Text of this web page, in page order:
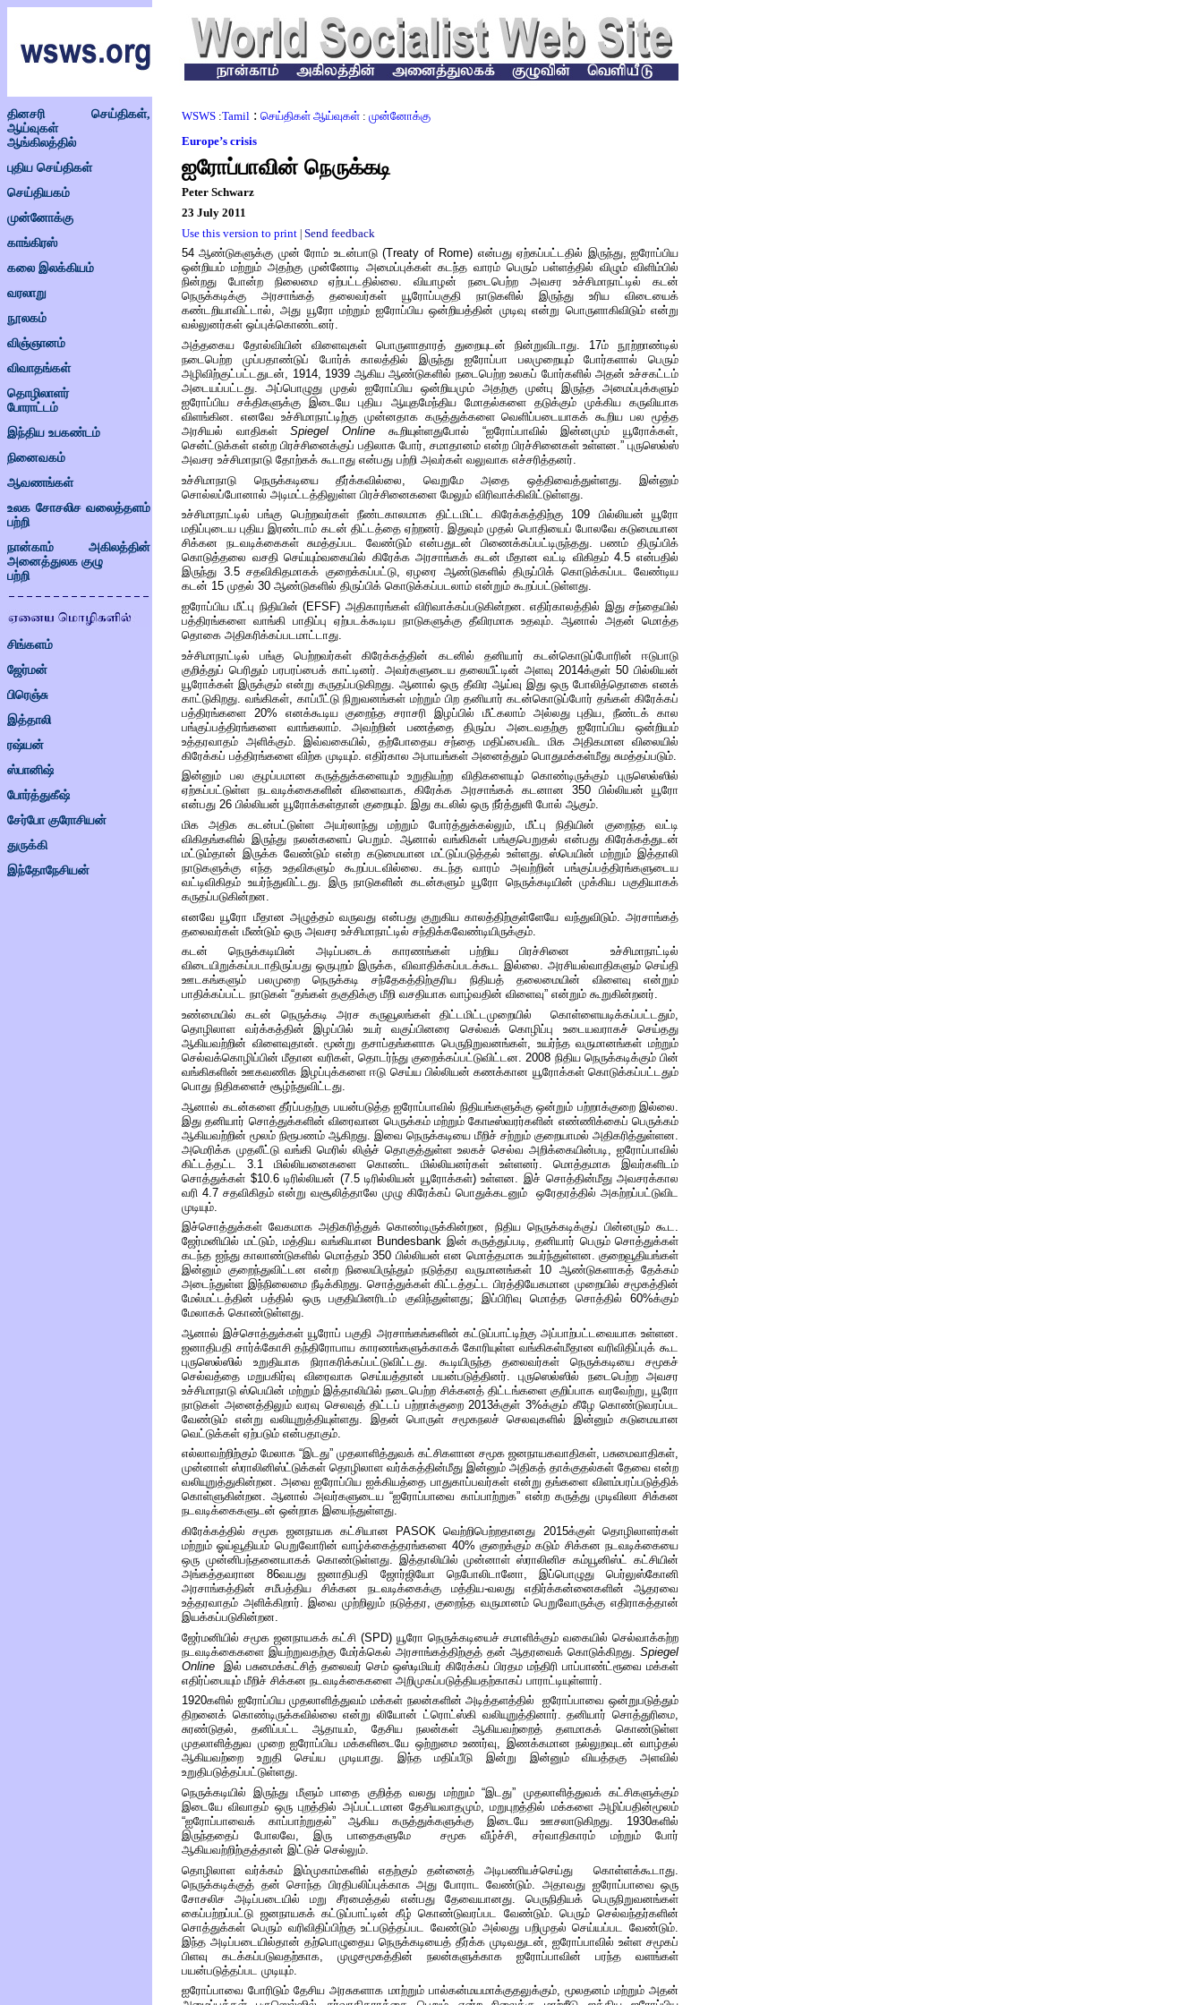
தினசரி செய்திகள்,
ஆய்வுகள்
ஆங்கிலத்தில்
புதிய செய்திகள்
செய்தியகம்
முன்னோக்கு
காங்கிரஸ்
கலை இலக்கியம்
வரலாறு
நூலகம்
விஞ்ஞானம்
விவாதங்கள்
தொழிலாளர்
போராட்டம்
இந்திய உபகண்டம்
நினைவகம்
ஆவணங்கள்
உலக சோசலிச வலைத்தளம்
பற்றி
நான்காம் அகிலத்தின்
அனைத்துலக குழு
பற்றி
சிங்களம்
ஜேர்மன்
பிரெஞ்சு
இத்தாலி
ரஷ்யன்
ஸ்பானிஷ்
போர்த்துகீஷ்
சேர்போ குரோசியன்
துருக்கி
இந்தோநேசியன்
WSWS :Tamil : செய்திகள் ஆய்வுகள் : முன்னோக்கு
Europe’s crisis
ஐரோப்பாவின் நெருக்கடி
Peter Schwarz
23 July 2011
Use this version to print | Send feedback
54ஆண்டுகளுக்கு முன் ரோம் உடன்பாடு (Treaty of Rome) என்பது ஏற்கப்பட்டதில் இருந்து,ஐரோப்பிய
ஒன்றியம் மற்றும் அதற்கு முன்னோடி அமைப்புக்கள் கடந்த வாரம் பெரும் பள்ளத்தில் விழும் விளிம்பில்
நின்றது
போன்ற நிலைமை ஏற்பட்டதில்லை. வியாழன் நடைபெற்ற அவசர உச்சிமாநாட்டில்
கடன்
நெருக்கடிக்கு
அரசாங்கத் தலைவர்கள் யூரோப்பகுதி நாடுகளில் இருந்து உரிய
விடையைக்
கண்டறியாவிட்டால்,அது யூரோ மற்றும் ஐரோப்பிய ஒன்றியத்தின் முடிவு என்று பொருளாகிவிடும் என்று
வல்லுனர்கள் ஒப்புக்கொண்டனர்.
அத்தகைய
தோல்வியின் விளைவுகள் பொருளாதாரத் துறையுடன் நின்றுவிடாது . 17ம்
நூற்றாண்டில்
நடைபெற்ற
முப்பதாண்டுப் போர்க் காலத்தில் இருந்து ஐரோப்பா பலமுறையும் போர்களால்
பெரும்
அழிவிற்குட்பட்டதுடன் , 1914, 1939 ஆகிய ஆண்டுகளில் நடைபெற்ற உலகப் போர்களில் அதன் உச்சகட்டம்
அடையப்பட்டது
அப்பொழுது முதல் ஐரோப்பிய ஒன்றியமும் அதற்கு முன்பு இருந்த அமைப்புக்களும்
ஐரோப்பிய
சக்திகளுக்கு இடையே புதிய ஆயுதமேந்திய மோதல்களை தடுக்கும் முக்கிய
கருவியாக
விளங்கின
எனவே உச்சிமாநாட்டிற்கு முன்னதாக கருத்துக்களை வெளிப்படையாகக் கூறிய பல மூத்த
அரசியல்
வாதிகள் Spiegel Online கூறியுள்ளதுபோல் “ஐரோப்பாவில் இன்னமும் யூரோக்கள்
சென்ட்டுக்கள் என்ற பிரச்சினைக்குப் பதிலாக போர் சமாதானம் என்ற பிரச்சினைகள் உள்ளன. ” புருஸெல்ஸ்
அவசர உச்சிமாநாடு தோற்கக் கூடாது என்பது பற்றி அவர்கள் வலுவாக எச்சரித்தனர்
உச்சிமாநாடு
நெருக்கடியை தீர்க்கவில்லை வெறுமே அதை ஒத்திவைத்துள்ளது. இன்னும்
சொல்லப்போனால் அடிமட்டத்திலுள்ள பிரச்சினைகளை மேலும் விரிவாக்கிவிட்டுள்ளது
உச்சிமாநாட்டில் பங்கு
பெற்றவர்கள் நீண்டகாலமாக திட்டமிட்ட கிரேக்கத்திற்கு109 பில்லியன்
யூரோ
மதிப்புடைய புதிய இரண்டாம் கடன் திட்டத்தை ஏற்றனர். இதுவும் முதல் பொதியைப் போலவே கடுமையான
சிக்கன
நடவடிக்கைகள் சுமத்தப்பட வேண்டும் என்பதுடன் பிணைக்கப்பட்டிருந்தது.பணம்
திருப்பிக்
கொடுத்தலை வசதி செய்யும்வகையில் கிரேக்க அரசாங்கக் கடன் மீதான வட்டி விகிதம்4.5என்பதில்
இருந்து 3.5 சதவிகிதமாகக் குறைக்கப்பட்டு, ஏழரை ஆண்டுகளில் திருப்பிக் கொடுக்கப்பட வேண்டிய
கடன் 15 முதல் 30 ஆண்டுகளில் திருப்பிக் கொடுக்கப்படலாம் என்றும் கூறப்பட்டுள்ளது.
ஐரோப்பிய மீட்பு நிதியின் (EFSF) அதிகாரங்கள் விரிவாக்கப்படுகின்றன .எதிர்காலத்தில் இது சந்தையில்
பத்திரங்களை வாங்கி பாதிப்பு ஏற்படக்கூடிய நாடுகளுக்கு தீவிரமாக உதவும் ஆனால் அதன் மொத்த
தொகை அதிகரிக்கப்படமாட்டாது
உச்சிமாநாட்டில்
பங்கு பெற்றவர்கள் கிரேக்கத்தின் கடனில் தனியார் கடன்கொடுப்போரின்
ஈடுபாடு
குறித்துப் பெரிதும் பரபரப்பைக் காட்டினர் அவர்களுடைய தலையீட்டின் அளவு 2014க்குள் 50பில்லியன்
யூரோக்கள் இருக்கும் என்று கருதப்படுகிறது .ஆனால் ஒரு தீவிர ஆய்வு இது ஒரு போலித்தொகை எனக்
காட்டுகிறது வங்கிகள், காப்பீட்டு நிறுவனங்கள் மற்றும் பிற தனியார் கடன்கொடுப்போர் தங்கள் கிரேக்கப்
பத்திரங்களை 20% எனக்கூடிய குறைந்த சராசரி இழப்பில் மீட்கலாம் அல்லது புதிய ,நீண்டக்
கால
பங்குப்பத்திரங்களை
வாங்கலாம். அவற்றின் பணத்தை திரும்ப அடைவதற்கு ஐரோப்பிய
ஒன்றியம்
உத்தரவாதம் அளிக்கும். இவ்வகையில் தற்போதைய சந்தை மதிப்பைவிட மிக அதிகமான விலையில்
கிரேக்கப் பத்திரங்களை விற்க முடியும் எதிர்கால அபாயங்கள் அனைத்தும் பொதுமக்கள்மீது சுமத்தப்படும்
இன்னும்
பல குழப்பமான கருத்துக்களையும் உறுதியற்ற விதிகளையும் கொண்டிருக்கும்
புருஸெல்ஸில்
ஏற்கப்பட்டுள்ள
நடவடிக்கைகளின் விளைவாக,கிரேக்க அரசாங்கக் கடனான 350 பில்லியன்
யூரோ
என்பது 26 பில்லியன் யூரோக்கள்தான் குறையும். இது கடலில் ஒரு நீர்த்துளி போல் ஆகும்.
மிக
அதிக கடன்பட்டுள்ள அயர்லாந்து மற்றும் போர்த்துக்கல்லும்,மீட்பு நிதியின் குறைந்த
வட்டி
விகிதங்களில் இருந்து நலன்களைப் பெறும். ஆனால் வங்கிகள் பங்குபெறுதல் என்பது கிரேக்கத்துடன்
மட்டும்தான் இருக்க வேண்டும் என்ற கடுமையான மட்டுப்படுத்தல் உள்ளது. ஸ்பெயின் மற்றும் இத்தாலி
நாடுகளுக்கு
எந்த உதவிகளும் கூறப்படவில்லை. கடந்த வாரம் அவற்றின்
பங்குப்பத்திரங்களுடைய
வட்டிவிகிதம் உயர்ந்துவிட்டது. இரு நாடுகளின் கடன்களும் யூரோ நெருக்கடியின் முக்கிய பகுதியாகக்
கருதப்படுகின்றன
எனவே யூரோ மீதான அழுத்தம் வருவது என்பது குறுகிய காலத்திற்குள்ளேயே வந்துவிடும். அரசாங்கத்
தலைவர்கள் மீண்டும் ஒரு அவசர உச்சிமாநாட்டில் சந்திக்கவேண்டியிருக்கும்.
கடன்
நெருக்கடியின் அடிப்படைக் காரணங்கள் பற்றிய பிரச்சினை
உச்சிமாநாட்டில்
விடையிறுக்கப்படாதிருப்பது ஒருபுறம் இருக்க, விவாதிக்கப்படக்கூட இல்லை. அரசியல்வாதிகளும் செய்தி
ஊடகங்களும்
பலமுறை நெருக்கடி சந்தேகத்திற்குரிய நிதியத் தலைமையின் விளைவு
என்றும்
பாதிக்கப்பட்ட நாடுகள் “தங்கள் தகுதிக்கு மீறி வசதியாக வாழ்வதின் விளைவு” என்றும் கூறுகின்றனர்.
உண்மையில்
கடன் நெருக்கடி அரச கருவூலங்கள் திட்டமிட்டமுறையில்
கொள்ளையடிக்கப்பட்டதும்,
தொழிலாள
வர்க்கத்தின் இழப்பில் உயர் வகுப்பினரை செல்வக் கொழிப்பு உடையவராகச்
செய்தது
ஆகியவற்றின் விளைவுதான் .மூன்று தசாப்தங்களாக பெருநிறுவனங்கள், உயர்ந்த வருமானங்கள் மற்றும்
செல்வக்கொழிப்பின் மீதான வரிகள், தொடர்ந்து குறைக்கப்பட்டுவிட்டன . 2008 நிதிய நெருக்கடிக்கும் பின்
வங்கிகளின் ஊகவணிக இழப்புக்களை ஈடு செய்ய பில்லியன் கணக்கான யூரோக்கள் கொடுக்கப்பட்டதும்
பொது நிதிகளைச் சூழ்ந்துவிட்டது
ஆனால் கடன்களை தீர்ப்பதற்கு பயன்படுத்த ஐரோப்பாவில் நிதியங்களுக்கு ஒன்றும் பற்றாக்குறை இல்லை
இது தனியார் சொத்துக்களின் விரைவான பெருக்கம் மற்றும் கோடீஸ்வரர்களின் எண்ணிக்கைப் பெருக்கம்
ஆகியவற்றின் மூலம் நிரூபணம் ஆகிறது. இவை நெருக்கடியை மீறிச் சற்றும் குறையாமல் அதிகரித்துள்ளன
அமெரிக்க முதலீட்டு வங்கி மெரில் லிஞ்ச் தொகுத்துள்ள உலகச் செல்வ அறிக்கையின்படி
ஐரோப்பாவில்
கிட்டத்தட்ட
3.1 மில்லியனைகளை கொண்ட மில்லியனர்கள்
உள்ளனர். மொத்தமாக இவர்களிடம்
சொத்துக்கள் $10.6டிரில்லியன் (7.5டிரில்லியன் யூரோக்கள்)உள்ளன இச் சொத்தின்மீது அவசரக்கால
வரி 4.7 சதவிகிதம் என்று வசூலித்தாலே முழு கிரேக்கப் பொதுக்கடனும்
ஒரேதரத்தில் அகற்றப்பட்டுவிட
முடியும்
இச்சொத்துக்கள் வேகமாக அதிகரித்துக் கொண்டிருக்கின்றன, நிதிய நெருக்கடிக்குப் பின்னரும் கூட.
ஜேர்மனியில் மட்டும்,மத்திய வங்கியான Bundesbank இன் கருத்துப்படி, தனியார் பெரும் சொத்துக்கள்
கடந்த ஐந்து காலாண்டுகளில் மொத்தம்350 பில்லியன் என மொத்தமாக உயர்ந்துள்ளன.குறைவூதியங்கள்
இன்னும் குறைந்துவிட்டன என்ற நிலையிருந்தும் நடுத்தர வருமானங்கள்10 ஆண்டுகளாகத் தேக்கம்
அடைந்துள்ள இந்நிலைமை நீடிக்கிறது. சொத்துக்கள் கிட்டத்தட்ட பிரத்தியேகமான முறையில் சமூகத்தின்
மேல்மட்டத்தின் பத்தில்
ஒரு பகுதியினரிடம் குவிந்துள்ளது; இப்பிரிவு மொத்த சொத்தில் 60%க்கும்
மேலாகக் கொண்டுள்ளது.
ஆனால் இச்சொத்துக்கள் யூரோப் பகுதி அரசாங்கங்களின் கட்டுப்பாட்டிற்கு அப்பாற்பட்டவையாக உள்ளன.
ஜனாதிபதி சார்க்கோசி தந்திரோபாய காரணங்களுக்காகக் கோரியுள்ள வங்கிகள்மீதான வரிவிதிப்புக் கூட
புருஸெல்ஸில்
உறுதியாக நிராகரிக்கப்பட்டுவிட்டது கூடியிருந்த தலைவர்கள் நெருக்கடியை
சமூகச்
செல்வத்தை
மறுபகிர்வு விரைவாக செய்யத்தான் பயன்படுத்தினர் .புருஸெல்ஸில் நடைபெற்ற
அவசர
உச்சிமாநாடு ஸ்பெயின் மற்றும் இத்தாலியில் நடைபெற்ற சிக்கனத் திட்டங்களை குறிப்பாக வரவேற்று ,யூரோ
நாடுகள் அனைத்திலும் வரவு செலவுத் திட்டப் பற்றாக்குறை2013க்குள் 3%க்கும் கீழே கொண்டுவரப்பட
வேண்டும் என்று வலியுறுத்தியுள்ளது. இதன் பொருள் சமூகநலச் செலவுகளில் இன்னும் கடுமையான
வெட்டுக்கள் ஏற்படும் என்பதாகும்
எல்லாவற்றிற்கும் மேலாக “இடது” முதலாளித்துவக் கட்சிகளான சமூக ஜனநாயகவாதிகள், பசுமைவாதிகள்,
முன்னாள் ஸ்ராலினிஸ்ட்டுக்கள் தொழிலாள வர்க்கத்தின்மீது இன்னும் அதிகத் தாக்குதல்கள் தேவை என்ற
வலியுறுத்துகின்றன. அவை ஐரோப்பிய ஐக்கியத்தை பாதுகாப்பவர்கள் என்று தங்களை விளம்பரப்படுத்திக்
கொள்ளுகின்றன. ஆனால் அவர்களுடைய “ஐரோப்பாவை காப்பாற்றுக” என்ற கருத்து முடிவிலா சிக்கன
நடவடிக்கைகளுடன் ஒன்றாக இயைந்துள்ளது.
கிரேக்கத்தில்
சமூக ஜனநாயக கட்சியான PASOK வெற்றிபெற்றதானது 2015க்குள் தொழிலாளர்கள்
மற்றும் ஓய்வூதியம் பெறுவோரின் வாழ்க்கைத்தரங்களை 40% குறைக்கும் கடும் சிக்கன நடவடிக்கையை
ஒரு முன்னிபந்தனையாகக் கொண்டுள்ளது. இத்தாலியில் முன்னாள் ஸ்ராலினிச கம்யூனிஸ்ட் கட்சியின்
அங்கத்தவரான86வயது ஜனாதிபதி ஜோர்ஜியோ நெபோலிடானோ, இப்பொழுது
பெர்லுஸ்கோனி
அரசாங்கத்தின்
சமீபத்திய சிக்கன நடவடிக்கைக்கு மத்திய-வலது
எதிர்க்கன்னைகளின் ஆதரவை
உத்தரவாதம் அளிக்கிறார். இவை முற்றிலும் நடுத்தர,குறைந்த வருமானம் பெறுவோருக்கு எதிராகத்தான்
இயக்கப்படுகின்றன.
ஜேர்மனியில் சமூக ஜனநாயகக் கட்சி (SPD) யூரோ நெருக்கடியைச் சமாளிக்கும் வகையில் செல்வாக்கற்ற
நடவடிக்கைகளை இயற்றுவதற்கு மேர்க்கெல் அரசாங்கத்திற்குத் தன் ஆதரவைக் கொடுக்கிறது Spiegel
Online
இல் பசுமைக்கட்சித் தலைவர் செம் ஒஸ்டிமியர் கிரேக்கப் பிரதம மந்திரி பாப்பாண்ட்ரூவை மக்கள்
எதிர்ப்பையும் மீறிச் சிக்கன நடவடிக்கைகளை அறிமுகப்படுத்தியதற்காகப் பாராட்டியுள்ளார்
1920களில் ஐரோப்பிய முதலாளித்துவம் மக்கள் நலன்களின் அடித்தளத்தில் ஐரோப்பாவை ஒன்றுபடுத்தும்
திறனைக் கொண்டிருக்கவில்லை என்று லியோன் ட்ரொட்ஸ்கி வலியுறுத்தினார்.தனியார் சொத்துரிமை,
சுரண்டுதல், தனிப்பட்ட ஆதாயம், தேசிய நலன்கள் ஆகியவற்றைத் தளமாகக்
கொண்டுள்ள
முதலாளித்துவ முறை ஐரோப்பிய மக்களிடையே ஒற்றுமை உணர்வு, இணக்கமான நல்லுறவுடன் வாழ்தல்
ஆகியவற்றை
உறுதி செய்ய முடியாது. இந்த மதிப்பீடு இன்று இன்னும் வியத்தகு
அளவில்
உறுதிபடுத்தப்பட்டுள்ளது.
நெருக்கடியில்
இருந்து மீளும் பாதை குறித்த வலது மற்றும்“இடது” முதலாளித்துவக் கட்சிகளுக்கும்
இடையே விவாதம் ஒரு புறத்தில் அப்பட்டமான தேசியவாதமும்,மறுபுறத்தில் மக்களை அழிப்பதின்மூலம்
“ஐரோப்பாவைக் காப்பாற்றுதல்”ஆகிய கருத்துக்களுக்கு இடையே ஊசலாடுகிறது. 1930களில்
இருந்ததைப்
போலவே,இரு பாதைகளுமே சமூக வீழ்ச்சி, சர்வாதிகாரம் மற்றும்
போர்
ஆகியவற்றிற்குத்தான் இட்டுச் செல்லும்.
தொழிலாள
வர்க்கம் இம்முகாம்களில் எதற்கும் தன்னைத் அடிபணியச்செய்து கொள்ளக்கூடாது
நெருக்கடிக்குத் தன் சொந்த பிரதிபலிப்புக்காக அது போராட வேண்டும். அதாவது ஐரோப்பாவை ஒரு
சோசலிச
அடிப்படையில் மறு சீரமைத்தல் என்பது தேவையானது. பெருநிதியக்
பெருநிறுவனங்கள்
கைப்பற்றப்பட்டு ஜனநாயகக் கட்டுப்பாட்டின் கீழ் கொண்டுவரப்பட வேண்டும்.பெரும் செல்வந்தர்களின்
சொத்துக்கள் பெரும் வரிவிதிப்பிற்கு உட்படுத்தப்பட வேண்டும் அல்லது பறிமுதல் செய்யப்பட வேண்டும்
இந்த அடிப்படையில்தான் தற்பொழுதைய நெருக்கடியைத் தீர்க்க முடிவதுடன், ஐரோப்பாவில் உள்ள சமூகப்
பிளவு
கடக்கப்படுவதற்காக முழுசமூகத்தின் நலன்களுக்காக ஐரோப்பாவின் பரந்த
வளங்கள்
பயன்படுத்தப்பட
முடியும்
ஐரோப்பாவை போரிடும் தேசிய அரசுகளாக மாற்றும் பால்கன்மயமாக்குதலுக்கும், மூலதனம் மற்றும் அதன்